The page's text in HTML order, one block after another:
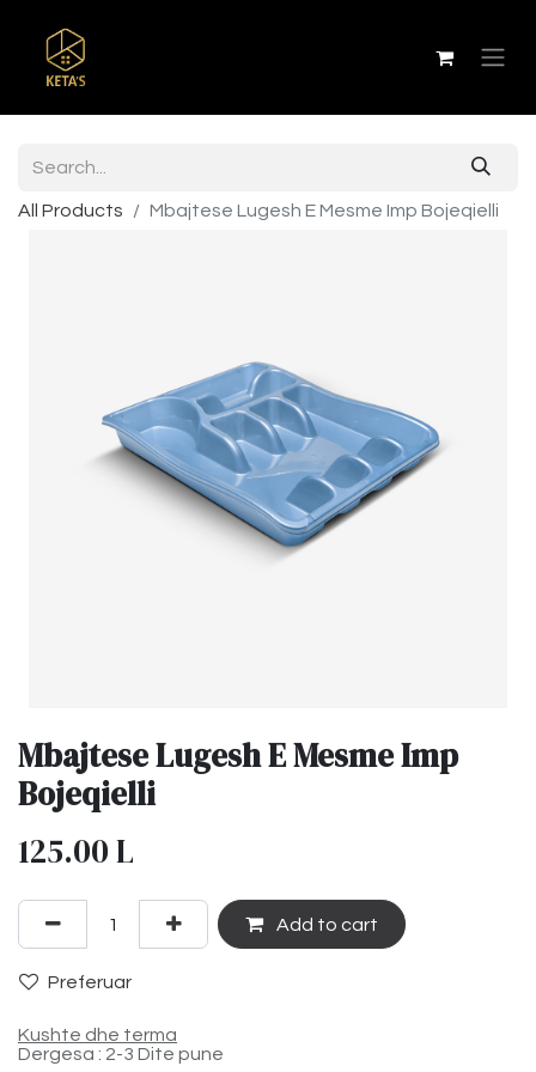
All Products Mbajtese Lugesh E Mesme Imp Bojeqielli
Mbajtese Lugesh E Mesme Imp
Bojeqielli
125.00L
Add to cart
Preferuar
Kushte dhe terma
Dergesa : 2-3 Dite pune